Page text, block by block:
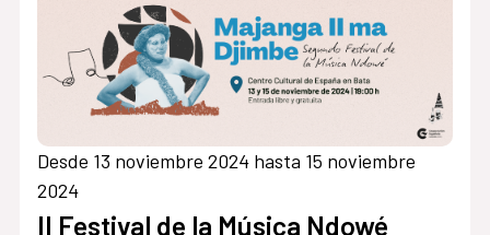
Desde 13 noviembre 2024 hasta 15 noviembre
2024
II Festival de la Música Ndowé